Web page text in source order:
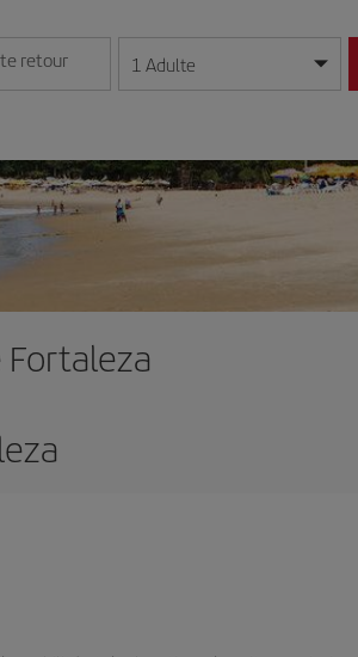
mois/année
retour
la date au format jour/mois/année
1 Adulte